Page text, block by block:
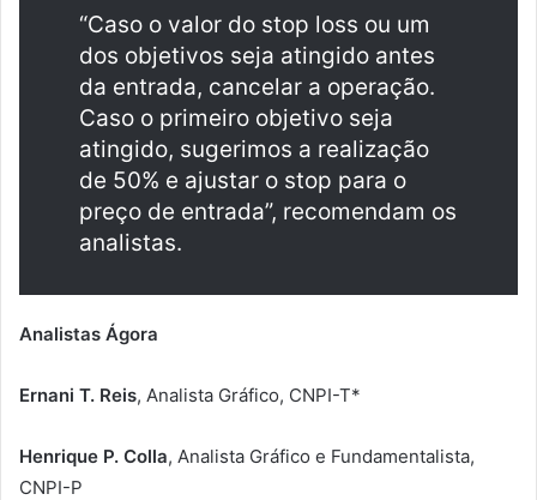
“Caso o valor do stop loss ou um
dos objetivos seja atingido antes
da entrada, cancelar a operação.
Caso o primeiro objetivo seja
atingido, sugerimos a realização
de 50% e ajustar o stop para o
preço de entrada”, recomendam os
analistas.
Analistas Ágora
Ernani T. Reis, Analista Gráfico, CNPI-T*
Henrique P. Colla, Analista Gráfico e Fundamentalista,
CNPI-P